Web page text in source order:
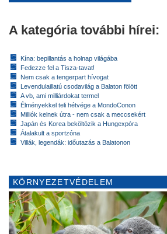
A kategória további hírei:
Kína: bepillantás a holnap világába
Fedezze fel a Tisza-tavat!
Nem csak a tengerpart hívogat
Levendulaillatú csodavilág a Balaton fölött
A vb, ami milliárdokat termel
Élményekkel teli hétvége a MondoConon
Milliók kelnek útra - nem csak a meccsekért
Japán és Korea beköltözik a Hungexpóra
Átalakult a sportzóna
Villák, legendák: időutazás a Balatonon
KÖRNYEZETVÉDELEM